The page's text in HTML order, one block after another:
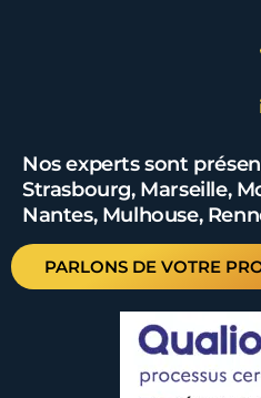
Nos experts sont
Strasbourg, Marseille,
Nantes, Mulhouse,
PARLONS DE VOTRE